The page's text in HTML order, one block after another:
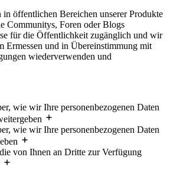
öffentlichen Bereichen unserer Produkte
Communitys, Foren oder Blogs
für die Öffentlichkeit zugänglich und wir
Ermessen und in Übereinstimmung mit
wiederverwenden und
wie wir Ihre personenbezogenen Daten
wie wir Ihre personenbezogenen Daten
von Ihnen an Dritte zur Verfügung